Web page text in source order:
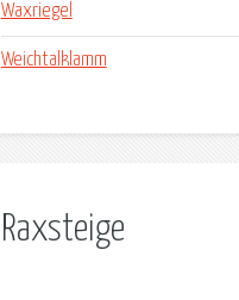
Waxriegel
Weichtalklamm
Raxsteige